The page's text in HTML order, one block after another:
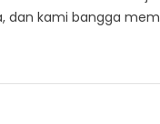
kami bangga